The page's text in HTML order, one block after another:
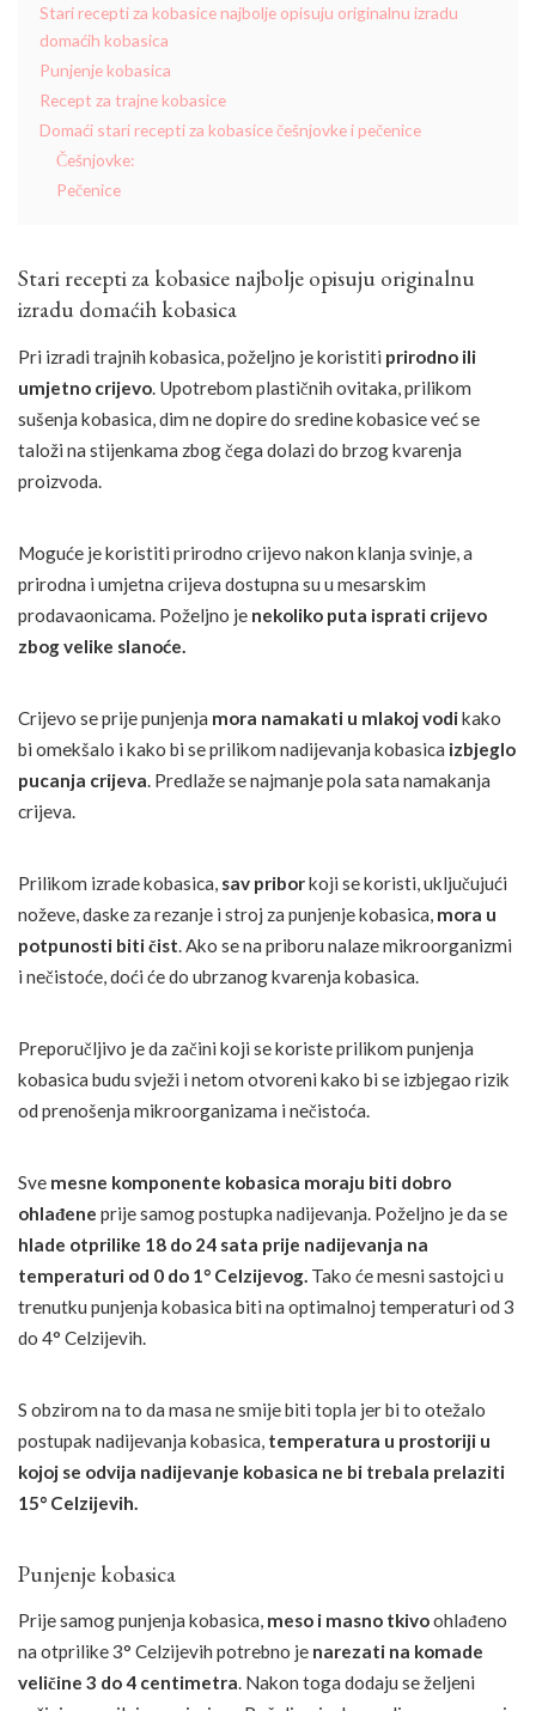
Stari recepti za kobasice najbolje opisuju originalnu izradu
domaćih kobasica
Punjenje kobasica
Recept za trajne kobasice
Domaći stari recepti za kobasice češnjovke i pečenice
Češnjovke:
Pečenice
Stari recepti za kobasice najbolje opisuju originalnu
izradu domaćih kobasica
Pri izradi trajnih kobasica, poželjno je koristiti prirodno ili
umjetno crijevo . Upotrebom plastičnih ovitaka, prilikom
sušenja kobasica, dim ne dopire do sredine kobasice već se
taloži na stijenkama zbog čega dolazi do brzog kvarenja
proizvoda.
Moguće je koristiti prirodno crijevo nakon klanja svinje, a
prirodna i umjetna crijeva dostupna su u mesarskim
prodavaonicama. Poželjno je nekoliko puta isprati crijevo
zbog velike slanoće.
Crijevo se prije punjenja mora namakati u mlakoj vodikako
bi omekšalo i kako bi se prilikom nadijevanja kobasica izbjeglo
pucanja crijeva . Predlaže se najmanje pola sata namakanja
crijeva.
Prilikom izrade kobasica, sav priborkoji se koristi, uključujući
noževe, daske za rezanje i stroj za punjenje kobasica, mora u
potpunosti biti čist . Ako se na priboru nalaze mikroorganizmi
i nečistoće, doći će do ubrzanog kvarenja kobasica.
Preporučljivo je da začini koji se koriste prilikom punjenja
kobasica budu svježi i netom otvoreni kako bi se izbjegao rizik
od prenošenja mikroorganizama i nečistoća.
Sve mesne komponente kobasica moraju biti dobro
ohlađene prije samog postupka nadijevanja. Poželjno je da se
hlade otprilike 18 do 24 sata prije nadijevanja na
temperaturi od 0 do 1° Celzijevog. Tako će mesni sastojci u
trenutku punjenja kobasica biti na optimalnoj temperaturi od 3
do 4° Celzijevih.
S obzirom na to da masa ne smije biti topla jer bi to otežalo
postupak nadijevanja kobasica, temperatura u prostoriji u
kojoj se odvija nadijevanje kobasica ne bi trebala prelaziti
15° Celzijevih.
Punjenje kobasica
Prije samog punjenja kobasica, meso i masno tkivoohlađeno
na otprilike 3° Celzijevih potrebno je narezati na komade
veličine 3 do 4 centimetra. Nakon toga dodaju se željeni